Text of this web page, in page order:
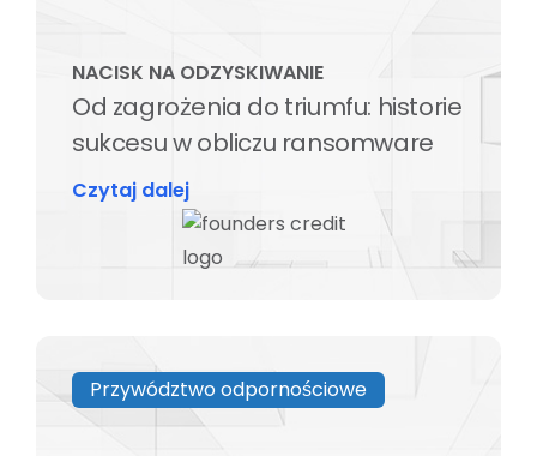
NACISK NA ODZYSKIWANIE
Od zagrożenia do triumfu: historie
sukcesu w obliczu ransomware
Czytaj dalej
Przywództwo odpornościowe